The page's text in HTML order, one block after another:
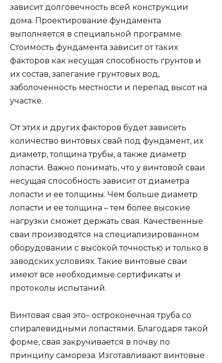
зависит долговечность всей конструкции
дома. Проектирование фундамента
выполняется в специальной программе.
Стоимость фундамента зависит от таких
факторов как несущая способность грунтов и
их состав, залегание грунтовых вод,
заболоченность местности и перепад высот на
участке.
От этих и других факторов будет зависеть
количество винтовых свай под фундамент, их
диаметр, толщина трубы, а также диаметр
лопасти. Важно понимать, что у винтовой сваи
несущая способность зависит от диаметра
лопасти и ее толщины. Чем больше диаметр
лопасти и ее толщина – тем более высокие
нагрузки сможет держать свая. Качественные
сваи производятся на специализированном
оборудовании с высокой точностью и только в
заводских условиях. Такие винтовые сваи
имеют все необходимые сертификаты и
протоколы испытаний.
Винтовая свая это– остроконечная труба со
спиралевидными лопастями. Благодаря такой
форме, свая закручивается в почву по
принципу самореза. Изготавливают винтовые